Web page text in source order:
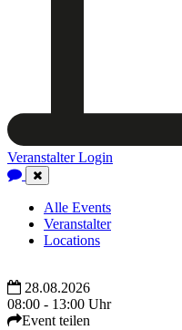
Veranstalter Login
Close
Navigation
Alle Events
Veranstalter
Locations
28.08.2026
08:00 - 13:00 Uhr
Event teilen